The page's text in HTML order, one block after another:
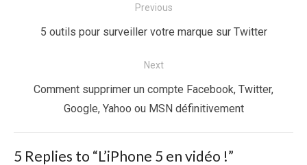
Previous
Previous
5 outils pour surveiller votre marque sur Twitter
Next
NextComment supprimer un compte Facebook, Twitter,
Google, Yahoo ou MSN définitivement
5 Replies to “L’iPhone 5 en vidéo !”